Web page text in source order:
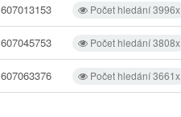
Počet hledání 3996x
607013153
Počet hledání 3808x
607045753
Počet hledání 3661x
607063376